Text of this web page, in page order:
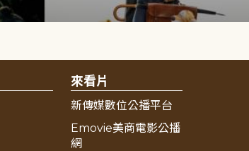
來看片
新傳媒數位公播平台
Emovie美商電影公播
網